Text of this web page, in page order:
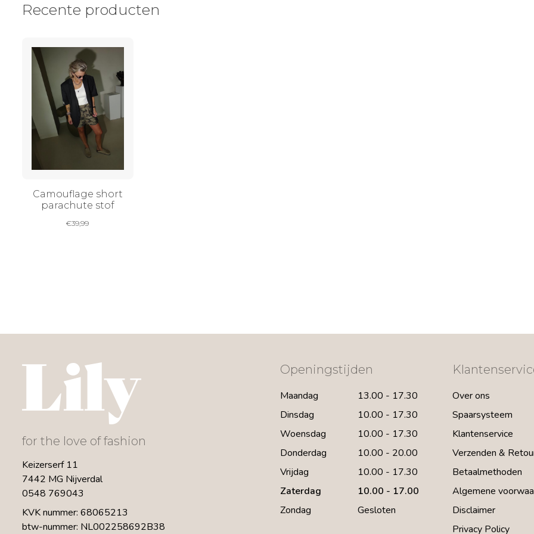
Recente producten
Camouflage short
parachute stof
€39,99
for the love of fashion
Keizerserf 11
7442 MG Nijverdal
0548 769043
KVK nummer: 68065213
btw-nummer: NL002258692B38
Openingstijden
Maandag
13.00 - 17.30
Dinsdag
10.00 - 17.30
Woensdag
10.00 - 17.30
Donderdag
10.00 - 20.00
Vrijdag
10.00 - 17.30
Zaterdag
10.00 - 17.00
Zondag
Gesloten
Over ons
Spaarsysteem
Klantenservice
Verzenden &
Betaalmethoden
Algemene
Disclaimer
Privacy Policy